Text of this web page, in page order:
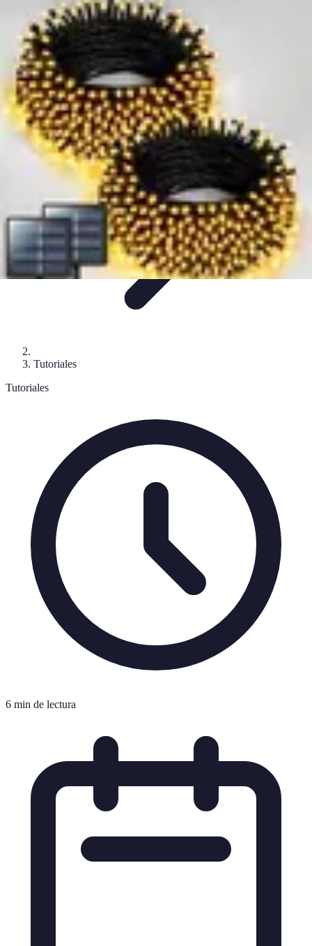
Disfraces Halloween
Listas y ConsejosGuías y
TutorialesTendenciasComparativos Disfraces Clásicos
Disfraces Halloween
Tutoriales
Tutoriales
6 min de lectura